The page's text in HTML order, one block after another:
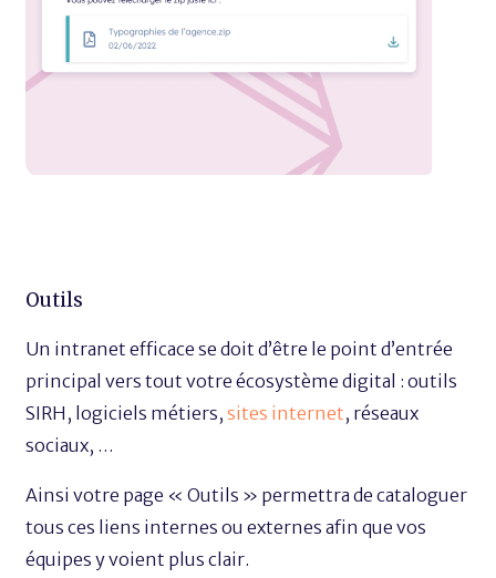
Outils
Un intranet efficace se doit d’être le point d’entrée
principal vers tout votre écosystème digital : outils
SIRH, logiciels métiers,sites internet, réseaux
sociaux, …
Ainsi votre page « Outils » permettra de cataloguer
tous ces liens internes ou externes afin que vos
équipes y voient plus clair.